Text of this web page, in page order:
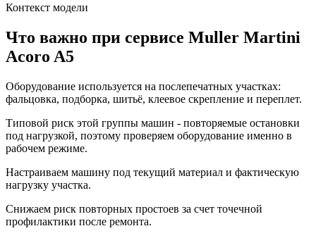
Контекст модели
Что важно при сервисе Muller Martini
Acoro A5
Оборудование используется на послепечатных участках:
фальцовка, подборка, шитьё, клеевое скрепление и переплет.
Типовой риск этой группы машин - повторяемые остановки
под нагрузкой, поэтому проверяем оборудование именно в
рабочем режиме.
Настраиваем машину под текущий материал и фактическую
нагрузку участка.
Снижаем риск повторных простоев за счет точечной
профилактики после ремонта.